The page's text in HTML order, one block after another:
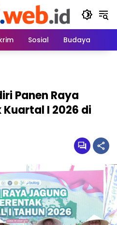
Sosial Budaya
Panen Raya
I 2026 di